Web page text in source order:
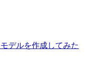
デルを作成してみた